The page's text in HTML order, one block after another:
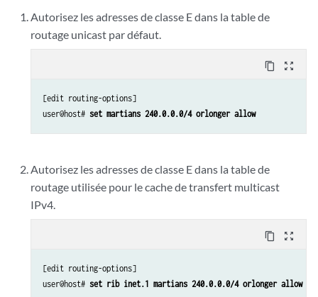
Autorisez les adresses de classe E dans la table de
routage unicast par défaut.
content_copy zoom_out_map
[edit routing-options]
user@host# set martians 240.0.0.0/4 orlonger allow
Autorisez les adresses de classe E dans la table de
routage utilisée pour le cache de transfert multicast
IPv4.
content_copy zoom_out_map
[edit routing-options]
user@host# set rib inet.1 martians 240.0.0.0/4 orlonger allow